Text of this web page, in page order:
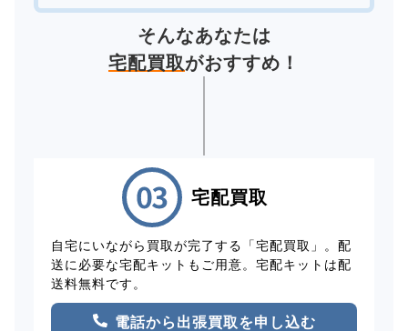
そんなあなたは
宅配買取がおすすめ！
宅配買取
自宅にいながら買取が完了する「宅配買取」。配
送に必要な宅配キットもご用意。宅配キットは配
送料無料です。
電話から出張買取を申し込む